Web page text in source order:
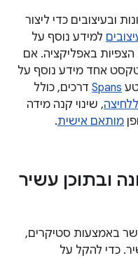
ובעיצובים כדי ליצור
למידע נוסף על
באפליקציה. אם
טקסט אחד מידע נוסף על
Spans דרכים, כולל
, שינוי קנה מידה
מותאם אישית.
ובתוכן עשיר
באמצעות סטיקרים,
כדי להקל על